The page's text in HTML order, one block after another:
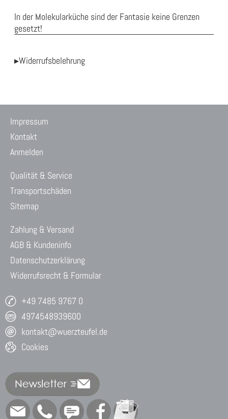
In der Molekularküche sind der Fantasie keine Grenzen
gesetzt!
▸Widerrufsbelehrung
Impressum
Kontakt
Anmelden
Qualität & Service
Transportschäden
Sitemap
Zahlung & Versand
AGB & Kundeninfo
Datenschutzerklärung
Widerrufsrecht & Formular
+49 7485 9767 0
4974548939600
kontakt@wuerzteufel.de
Cookies